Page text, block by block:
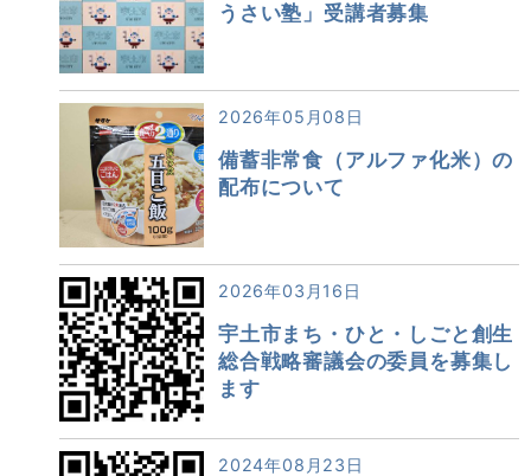
うさい塾」受講者募集
2026年05月08日
備蓄非常食（アルファ化米）の
配布について
2026年03月16日
宇土市まち・ひと・しごと創生
総合戦略審議会の委員を募集し
ます
2024年08月23日